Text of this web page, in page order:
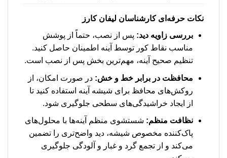
نکات حرفه‌ای کارشناسان لیفان کارز
بررسی زاویه دید: پس از نصب، حتماً از پوشش
مناسب نقاط کور توسط آینه اطمینان حاصل کنید.
تنظیم صحیح آینه، مهم‌ترین بخش پس از نصب است.
محافظت در برابر خط و خش: در صورت امکان، از
روکش‌های محافظ برای شیشه آینه استفاده کنید تا
از ایجاد خراشیدگی‌های سطحی جلوگیری شود.
نظافت منظم: شستشوی منظم آینه‌ها با محلول‌های
پاک‌کننده مخصوص شیشه، دید واضح‌تری را تضمین
می‌کند و از تجمع گرد و غبار و آلودگی جلوگیری